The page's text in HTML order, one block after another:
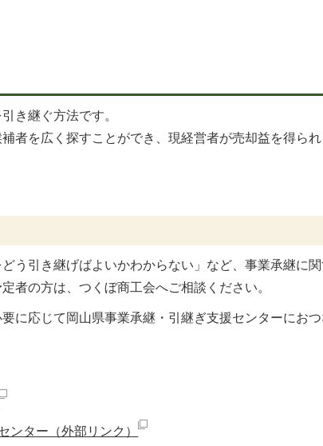
き継ぐ方法です。
者を広く探すことができ、現経営者が売却益を得られ
う引き継げばよいかわからない」など、事業承継に
者の方は、つくぼ商工会へご相談ください。
に応じて岡山県事業承継・引継ぎ支援センターにお
ンター（外部リンク）